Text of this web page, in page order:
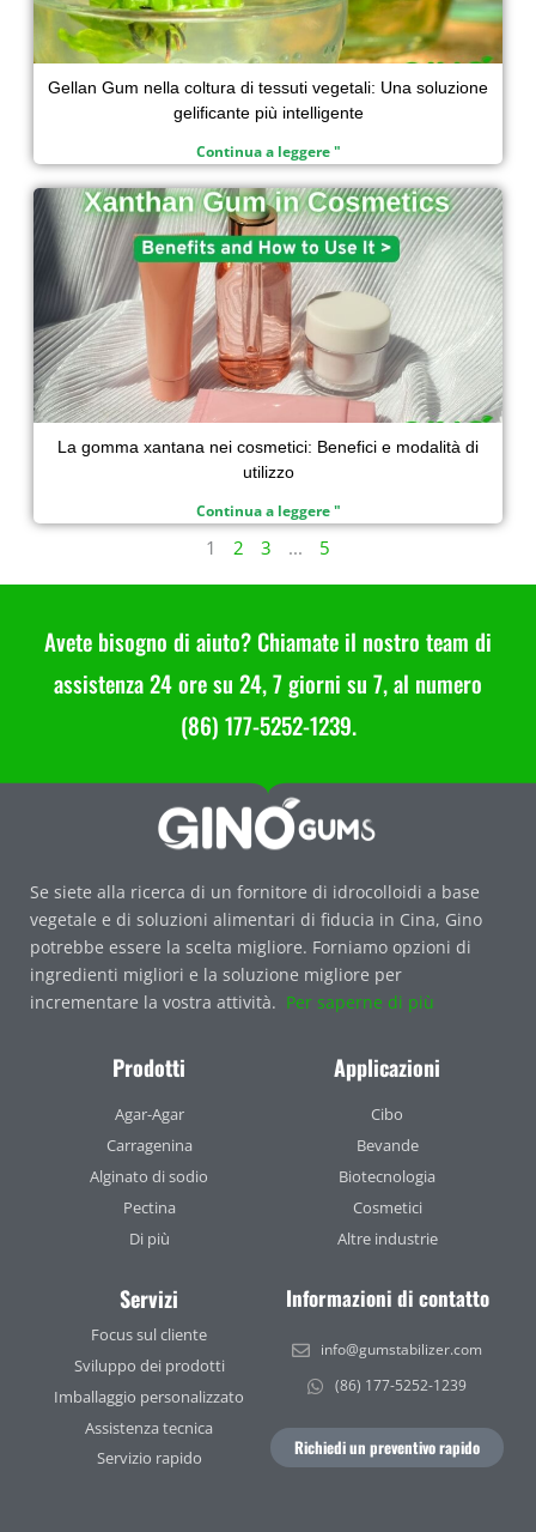
Gellan Gum nella coltura di tessuti vegetali: Una soluzione
gelificante più intelligente
Continua a leggere "
La gomma xantana nei cosmetici: Benefici e modalità di
utilizzo
Continua a leggere "
1 2 3 ... 5
Avete bisogno di aiuto? Chiamate il nostro team di
assistenza 24 ore su 24, 7 giorni su 7, al numero
(86) 177-5252-1239.
Se siete alla ricerca di un fornitore di idrocolloidi a base
vegetale e di soluzioni alimentari di fiducia in Cina, Gino
potrebbe essere la scelta migliore. Forniamo opzioni di
ingredienti migliori e la soluzione migliore per
incrementare la vostra attività. Per saperne di più
Prodotti
Agar-Agar
Carragenina
Alginato di sodio
Pectina
Di più
Applicazioni
Cibo
Bevande
Biotecnologia
Cosmetici
Altre industrie
Servizi
Focus sul cliente
Sviluppo dei prodotti
Imballaggio personalizzato
Assistenza tecnica
Servizio rapido
Informazioni di contatto
info@gumstabilizer.com
(86) 177-5252-1239
Richiedi un preventivo rapido